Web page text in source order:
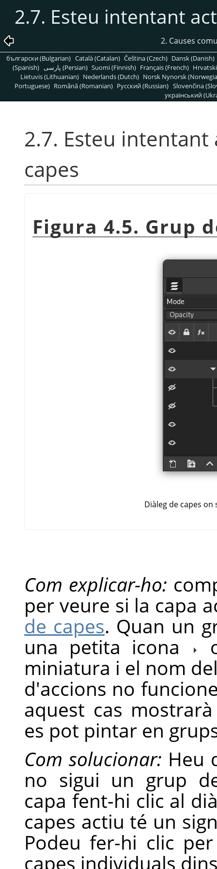
2.7. Esteu intentant
2. Causes
български (Bulgarian) Català (Catalan) Čeština (Czech) Dansk (Danish)
(Spanish)
پارسی (Persian) Suomi (Finnish) Français (French)
Lietuvis (Lithuanian) Nederlands (Dutch) Norsk Nynorsk
Portuguese) Română (Romanian) Pусский (Russian) Slovenčina
український
2.7. Esteu
capes
Figura 4.5. Grup
Diàleg de capes on
Com explicar-ho:
per veure si la capa
de capes. Quan un
una petita icona
miniatura i el nom
d'accions no
aquest cas
es pot pintar en
Com solucionar: Heu
no sigui un grup
capa fent-hi clic al
capes actiu té un
Podeu fer-hi clic
capes individuals